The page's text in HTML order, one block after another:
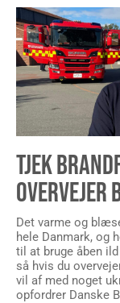
TJEK
OVERVEJER
Det varme og
hele Danmark, og
til at bruge åben
så hvis du
vil af med noget
opfordrer Danske